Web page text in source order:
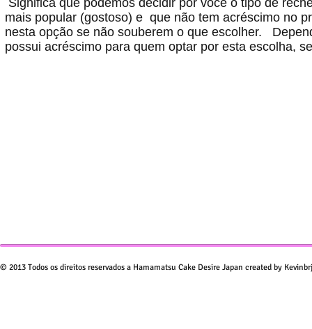
Significa que podemos decidir por você o tipo de
mais popular (gostoso) e que não tem acréscimo no
nesta opção se não souberem o que escolher.
possui acréscimo para quem optar por esta escolha,
© 2013 Todos os direitos reservados a Hamamatsu Cake Desire Japan created by